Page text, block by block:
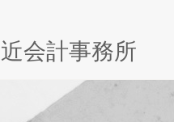
会計事務所